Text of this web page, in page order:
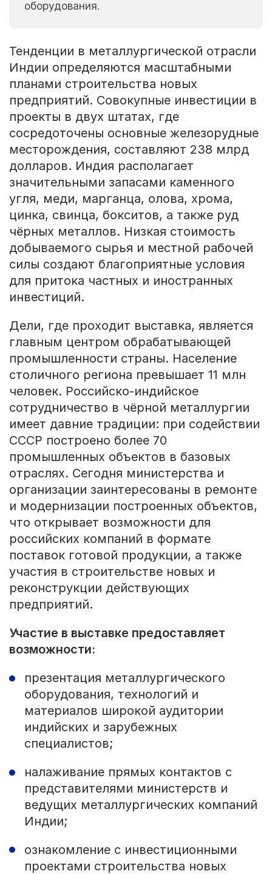
оборудования.
Тенденции в металлургической отрасли
Индии определяются масштабными
планами строительства новых
предприятий. Совокупные инвестиции в
проекты в двух штатах, где
сосредоточены основные железорудные
месторождения, составляют 238 млрд
долларов. Индия располагает
значительными запасами каменного
угля, меди, марганца, олова, хрома,
цинка, свинца, бокситов, а также руд
чёрных металлов. Низкая стоимость
добываемого сырья и местной рабочей
силы создают благоприятные условия
для притока частных и иностранных
инвестиций.
Дели, где проходит выставка, является
главным центром обрабатывающей
промышленности страны. Население
столичного региона превышает 11 млн
человек. Российско-индийское
сотрудничество в чёрной металлургии
имеет давние традиции: при содействии
СССР построено более 70
промышленных объектов в базовых
отраслях. Сегодня министерства и
организации заинтересованы в ремонте
и модернизации построенных объектов,
что открывает возможности для
российских компаний в формате
поставок готовой продукции, а также
участия в строительстве новых и
реконструкции действующих
предприятий.
Участие в выставке предоставляет
возможности:
презентация металлургического
оборудования, технологий и
материалов широкой аудитории
индийских и зарубежных
специалистов;
налаживание прямых контактов с
представителями министерств и
ведущих металлургических компаний
Индии;
ознакомление с инвестиционными
проектами строительства новых